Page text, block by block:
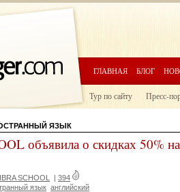
ГЛАВНАЯ БЛОГ
Тур по сайту Пресс-
ЯЗЫК
объявила о скидках 50%
SCHOOL | 394
язык английский